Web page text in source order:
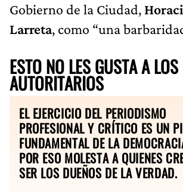
Gobierno de la Ciudad,
Larreta, como “una
ESTO NO LES GUSTA A LOS
AUTORITARIOS
EL EJERCICIO DEL PERIODISMO
PROFESIONAL Y CRÍTICO ES UN
FUNDAMENTAL DE LA
POR ESO MOLESTA A QUIENES
SER LOS DUEÑOS DE LA VERDAD.